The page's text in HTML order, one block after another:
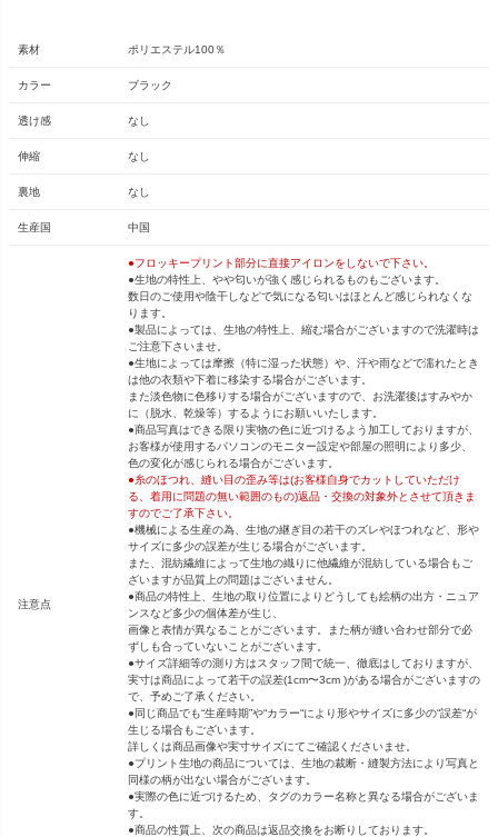
素材 ポリエステル100％
カラー ブラック
透け感 なし
伸縮 なし
裏地 なし
生産国 中国
注意点
●フロッキープリント部分に直接アイロンをしないで下さい。
●生地の特性上、やや匂いが強く感じられるものもございます。
数日のご使用や陰干しなどで気になる匂いはほとんど感じられなくな
ります。
●製品によっては、生地の特性上、縮む場合がございますので洗濯時は
ご注意下さいませ。
●生地によっては摩擦（特に湿った状態）や、汗や雨などで濡れたとき
は他の衣類や下着に移染する場合がございます。
また淡色物に色移りする場合がございますので、お洗濯後はすみやか
に（脱水、乾燥等）するようにお願いいたします。
●商品写真はできる限り実物の色に近づけるよう加工しておりますが、
お客様が使用するパソコンのモニター設定や部屋の照明により多少、
色の変化が感じられる場合がございます。
●糸のほつれ、縫い目の歪み等は(お客様自身でカットしていただけ
る、着用に問題の無い範囲のもの)返品・交換の対象外とさせて頂きま
すのでご了承下さい。
●機械による生産の為、生地の継ぎ目の若干のズレやほつれなど、形や
サイズに多少の誤差が生じる場合がございます。
また、混紡繊維によって生地の織りに他繊維が混紡している場合もご
ざいますが品質上の問題はございません。
●商品の特性上、生地の取り位置によりどうしても絵柄の出方・ニュア
ンスなど多少の個体差が生じ、
画像と表情が異なることがございます。また柄が縫い合わせ部分で必
ずしも合っていないことがございます。
●サイズ詳細等の測り方はスタッフ間で統一、徹底はしておりますが、
実寸は商品によって若干の誤差(1cm〜3cm )がある場合がございますの
で、予めご了承ください。
●同じ商品でも“生産時期”や“カラー“により形やサイズに多少の“誤差“が
生じる場合もございます。
詳しくは商品画像や実寸サイズにてご確認くださいませ。
●プリント生地の商品については、生地の裁断・縫製方法により写真と
同様の柄が出ない場合がございます。
●実際の色に近づけるため、タグのカラー名称と異なる場合がございま
す。
●商品の性質上、次の商品は返品交換をお断りしております。